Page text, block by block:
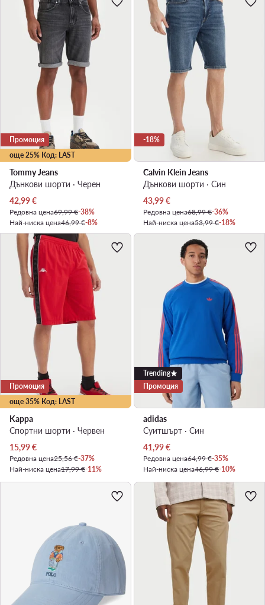
още 25% Код: LAST
Промоция
Tommy Jeans
Дънкови шорти · Черен
Актуална цена
42,99€
Редовна цена69,99 €-38%
Най-ниска цена46,99 €-8%
-18%
Calvin Klein Jeans
Дънкови шорти · Син
Актуална цена
43,99€
Редовна цена68,99 €-36%
Най-ниска цена53,99 €-18%
още 35% Код: LAST
Промоция
Kappa
Спортни шорти · Червен
Актуална цена
15,99€
Редовна цена25,56 €-37%
Най-ниска цена17,99 €-11%
Trending
Промоция
adidas
Суитшърт · Син
Актуална цена
41,99€
Редовна цена64,99 €-35%
Най-ниска цена46,99 €-10%